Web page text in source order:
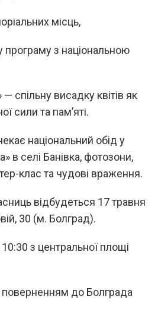
місць,
програму з національною
спільну висадку квітів як
сили та пам’яті.
національний обід у
в селі Банівка, фотозони,
клас та чудові враження.
відбудеться 17 травня
30 (м. Болград).
з центральної площі
поверненням до Болграда